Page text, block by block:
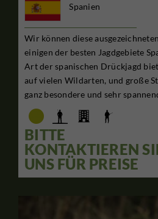
Spanien
Wir können diese
einigen der besten Jagdgebiete
Art der spanischen Drückjagd
auf vielen Wildarten, und große
ganz besondere und sehr
BITTE
KONTAKTIEREN
UNS FÜR PREISE